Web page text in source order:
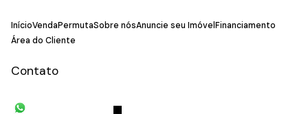
InícioVendaPermutaSobre nósAnuncie seu Imóvel Financiamento
Área do Cliente
Contato